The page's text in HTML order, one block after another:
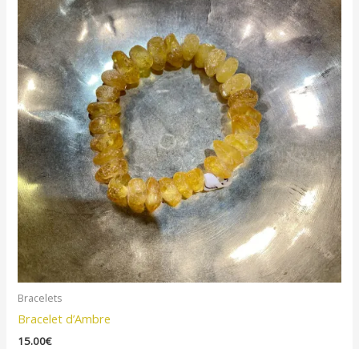
Bracelets
Bracelet d’Ambre
15.00€